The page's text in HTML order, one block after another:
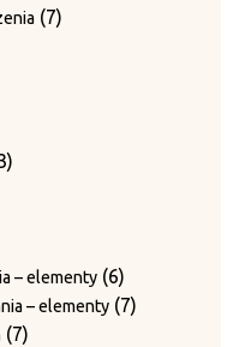
3
nakrętki zabezpieczające
z blaszkami
77
13
– elementy 66
produktów
– elementy 77
77